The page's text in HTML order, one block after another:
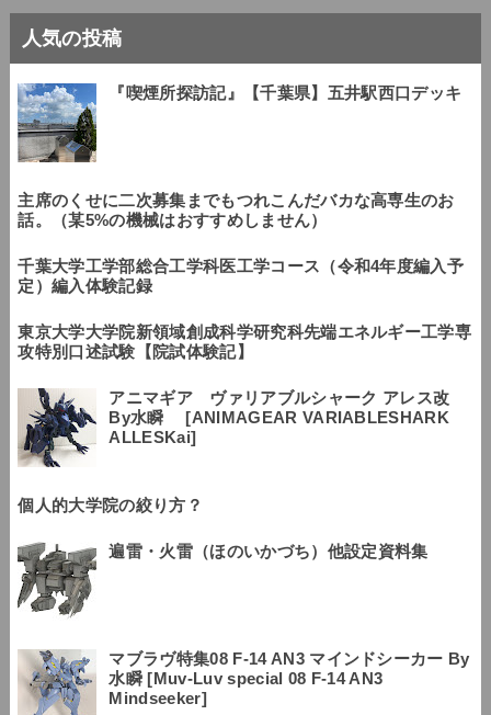
人気の投稿
『喫煙所探訪記』【千葉県】五井駅西口デッキ
主席のくせに二次募集までもつれこんだバカな高専生のお
話。（某5%の機械はおすすめしません）
千葉大学工学部総合工学科医工学コース（令和4年度編入予
定）編入体験記録
東京大学大学院新領域創成科学研究科先端エネルギー工学専
攻特別口述試験【院試体験記】
アニマギア ヴァリアブルシャーク アレス改
By水瞬 [ANIMAGEAR VARIABLESHARK
ALLESKai]
個人的大学院の絞り方？
遍雷・火雷（ほのいかづち）他設定資料集
マブラヴ特集08 F-14 AN3 マインドシーカー By
水瞬 [Muv-Luv special 08 F-14 AN3
Mindseeker]